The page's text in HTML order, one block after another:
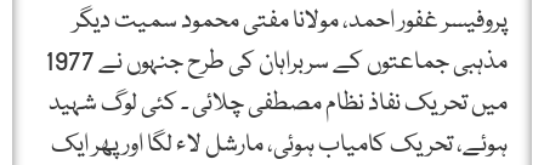
پروفیسر غفور احمد، مولانا مفتی محمود سمیت دیگر
مذہبی جماعتوں کے سربراہان کی طرح جنہوں نے 1977
میں تحریک نفاذ نظام مصطفی چلائی ۔ کئی لوگ شہید
ہوئے، تحریک کامیاب ہوئی، مارشل لاء لگا اور پھر ایک